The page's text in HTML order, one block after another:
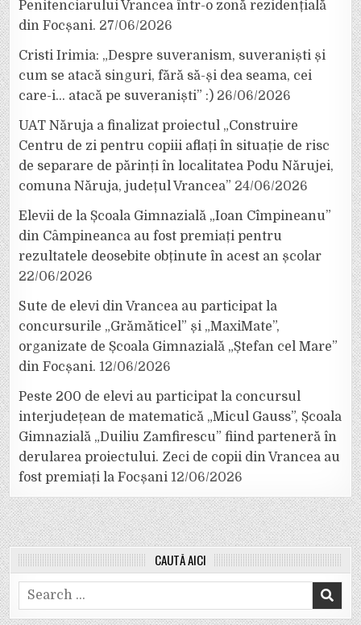
Penitenciarului Vrancea într-o zonă rezidențială
din Focșani. 27/06/2026
Cristi Irimia: „Despre suveranism, suveraniști și
cum se atacă singuri, fără să-și dea seama, cei
care-i… atacă pe suveraniști” :) 26/06/2026
UAT Năruja a finalizat proiectul „Construire
Centru de zi pentru copiii aflați în situație de risc
de separare de părinți în localitatea Podu Nărujei,
comuna Năruja, județul Vrancea” 24/06/2026
Elevii de la Școala Gimnazială „Ioan Cîmpineanu”
din Câmpineanca au fost premiați pentru
rezultatele deosebite obținute în acest an școlar
22/06/2026
Sute de elevi din Vrancea au participat la
concursurile „Grămăticel” și „MaxiMate”,
organizate de Școala Gimnazială „Ștefan cel Mare”
din Focșani. 12/06/2026
Peste 200 de elevi au participat la concursul
interjudețean de matematică „Micul Gauss”, Școala
Gimnazială „Duiliu Zamfirescu” fiind parteneră în
derularea proiectului. Zeci de copii din Vrancea au
fost premiați la Focșani 12/06/2026
CAUTĂ AICI
Search
for: